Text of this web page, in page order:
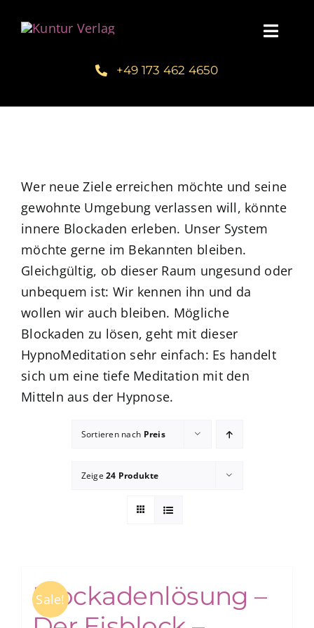
Inhalt
Verlegerin Deborah Bichlmeier
zum Buchhandel
+49 173 462 4650
Wer neue Ziele erreichen möchte und seine
gewohnte Umgebung verlassen will, könnte
innere Blockaden erleben. Unser System
möchte gerne im Bekannten bleiben.
Gleichgültig, ob dieser Raum ungesund oder
unbequem ist: Wir kennen ihn und da
wollen wir auch bleiben. Mögliche
Blockaden zu lösen, geht mit dieser
HypnoMeditation sehr einfach: Es handelt
sich um eine tiefe Meditation mit den
Mitteln aus der Hypnose.
Sortieren nach Preis
Zeige24 Produkte
Sale!
Blockadenlösung –